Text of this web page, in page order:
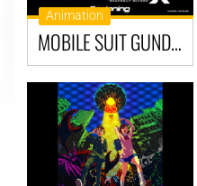
Animation
MOBILE SUIT GUNDAM GQUUUUUX-BEGINNING